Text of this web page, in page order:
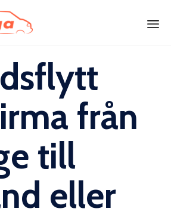
to
content
från
till
eller